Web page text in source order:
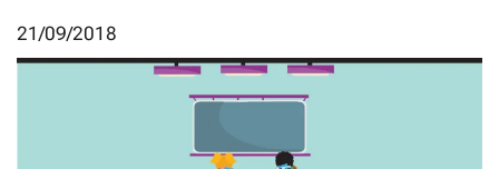
21/09/2018